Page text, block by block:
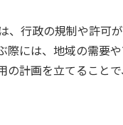
、行政の規制や許可
際には、地域の需要
の計画を立てること